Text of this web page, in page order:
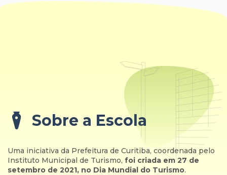
Sobre a Escola
Uma iniciativa da Prefeitura de Curitiba, coordenada pelo
Instituto Municipal de Turismo, foi criada em 27 de
setembro de 2021, no Dia Mundial do Turismo.